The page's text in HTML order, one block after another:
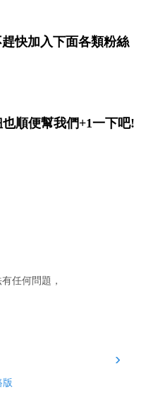
快加入下面各類粉絲
順便幫我們+1一下吧!
任何問題，
›
版